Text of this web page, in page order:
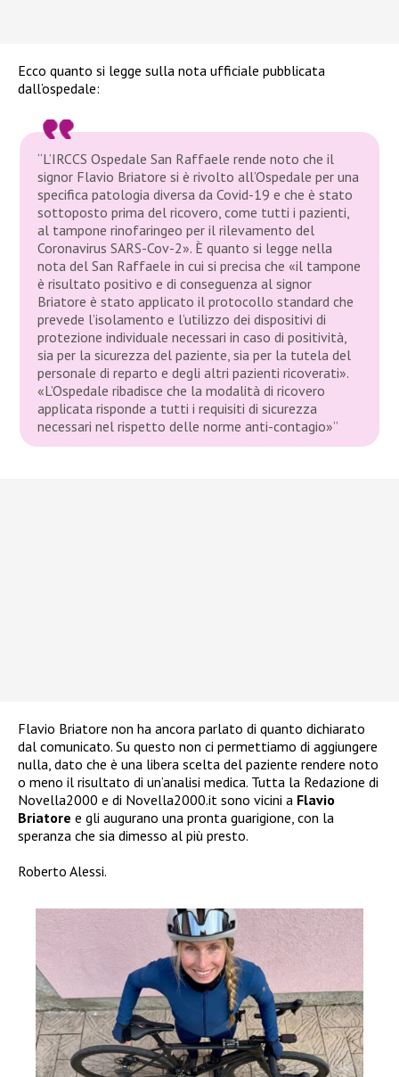
Ecco quanto si legge sulla nota ufficiale pubblicata
dall’ospedale:
“L’IRCCS Ospedale San Raffaele rende noto che il
signor Flavio Briatore si è rivolto all’Ospedale per una
specifica patologia diversa da Covid-19 e che è stato
sottoposto prima del ricovero, come tutti i pazienti,
al tampone rinofaringeo per il rilevamento del
Coronavirus SARS-Cov-2». È quanto si legge nella
nota del San Raffaele in cui si precisa che «il tampone
è risultato positivo e di conseguenza al signor
Briatore è stato applicato il protocollo standard che
prevede l’isolamento e l’utilizzo dei dispositivi di
protezione individuale necessari in caso di positività,
sia per la sicurezza del paziente, sia per la tutela del
personale di reparto e degli altri pazienti ricoverati».
«L’Ospedale ribadisce che la modalità di ricovero
applicata risponde a tutti i requisiti di sicurezza
necessari nel rispetto delle norme anti-contagio»”
Flavio Briatore non ha ancora parlato di quanto dichiarato
dal comunicato. Su questo non ci permettiamo di aggiungere
nulla, dato che è una libera scelta del paziente rendere noto
o meno il risultato di un’analisi medica. Tutta la Redazione di
Novella2000 e di Novella2000.it sono vicini a Flavio
Briatore e gli augurano una pronta guarigione, con la
speranza che sia dimesso al più presto.
Roberto Alessi.